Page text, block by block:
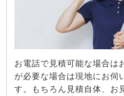
お電話で見積可能な場合は
が必要な場合は現地にお伺
す。もちろん見積自体、お